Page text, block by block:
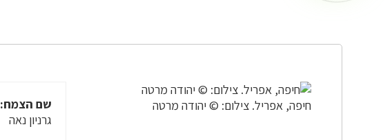
חיפה, אפריל. צילום: © יהודה מרטה
שם הצמח:
גרניון נאה